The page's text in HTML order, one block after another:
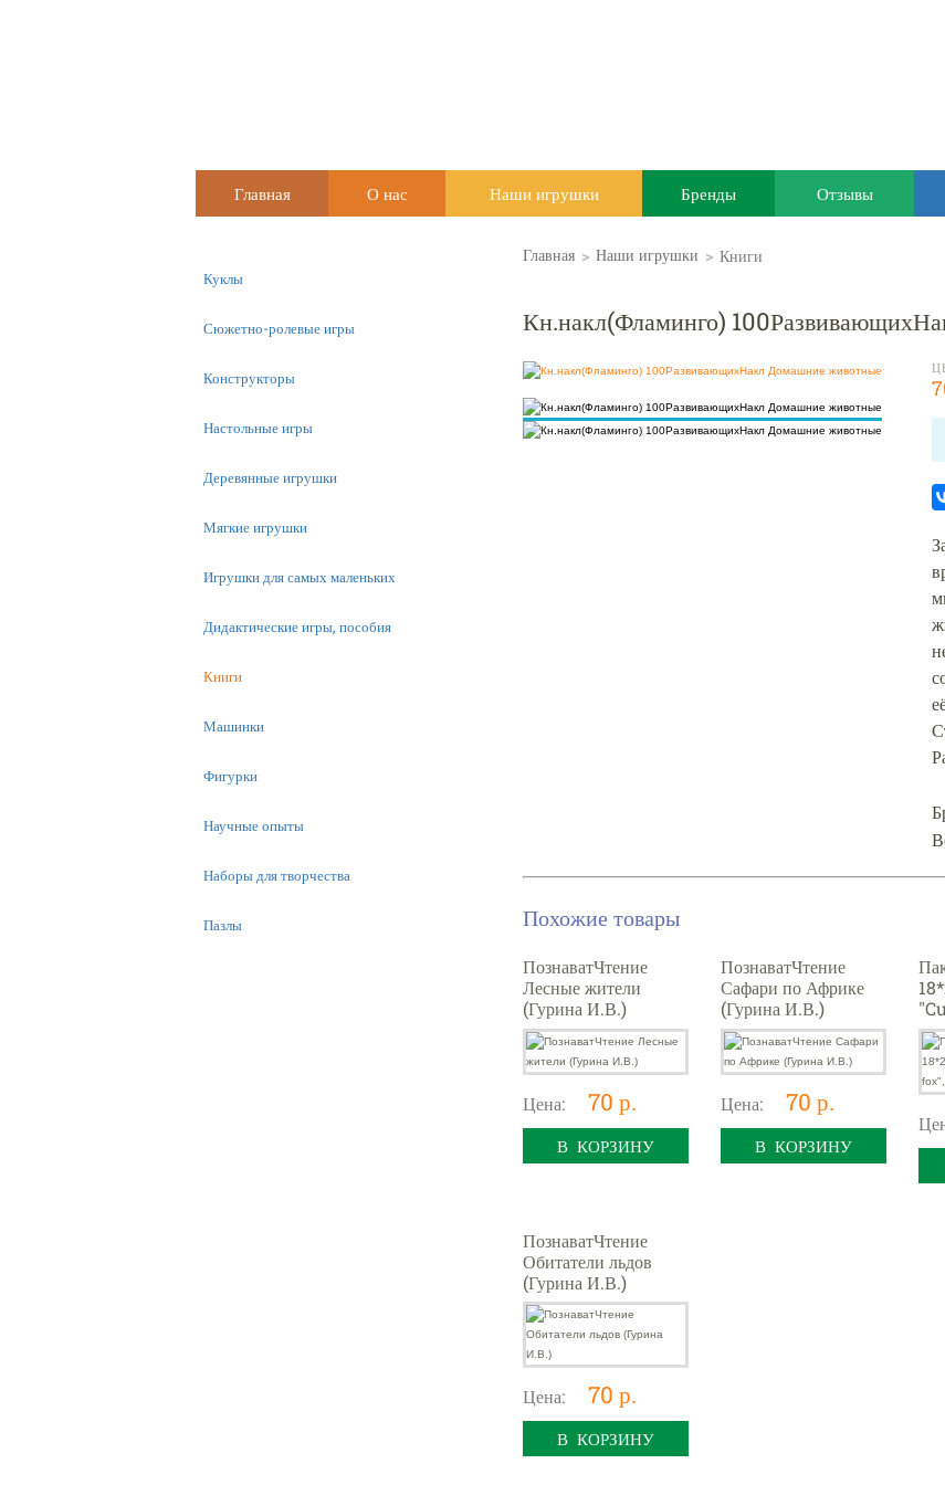
Главная О нас Наши игрушки Бренды Отзывы
Главная > Наши игрушки > Книги
Кн.накл(Фламинго)
Похожие товары
ПознаватЧтение
Лесные жители
(Гурина И.В.)
Цена: 70 р.
В КОРЗИНУ
ПознаватЧтение
Сафари по Африке
(Гурина И.В.)
Цена: 70 р.
В КОРЗИНУ
ПознаватЧтение
Обитатели льдов
(Гурина И.В.)
Цена: 70 р.
В КОРЗИНУ
Куклы
Сюжетно-ролевые игры
Конструкторы
Настольные игры
Деревянные игрушки
Мягкие игрушки
Игрушки для самых маленьких
Дидактические игры, пособия
Книги
Машинки
Фигурки
Научные опыты
Наборы для творчества
Пазлы